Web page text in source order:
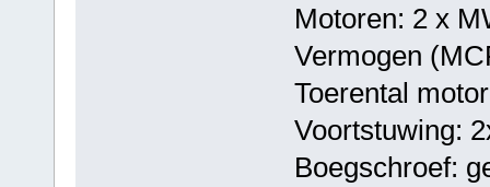
Motoren: 2 x
Vermogen
Toerental
Voortstuwing:
Boegschroef: